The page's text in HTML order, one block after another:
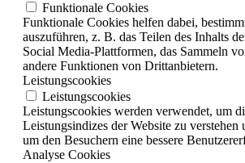
Funktionale Cookies
Funktionale Cookies helfen dabei,
auszuführen, z. B. das Teilen des Inhalts
Social Media-Plattformen, das Sammeln
andere Funktionen von Drittanbietern.
Leistungscookies
Leistungscookies
Leistungscookies werden verwendet, um
Leistungsindizes der Website zu verstehen
um den Besuchern eine bessere
Analyse Cookies